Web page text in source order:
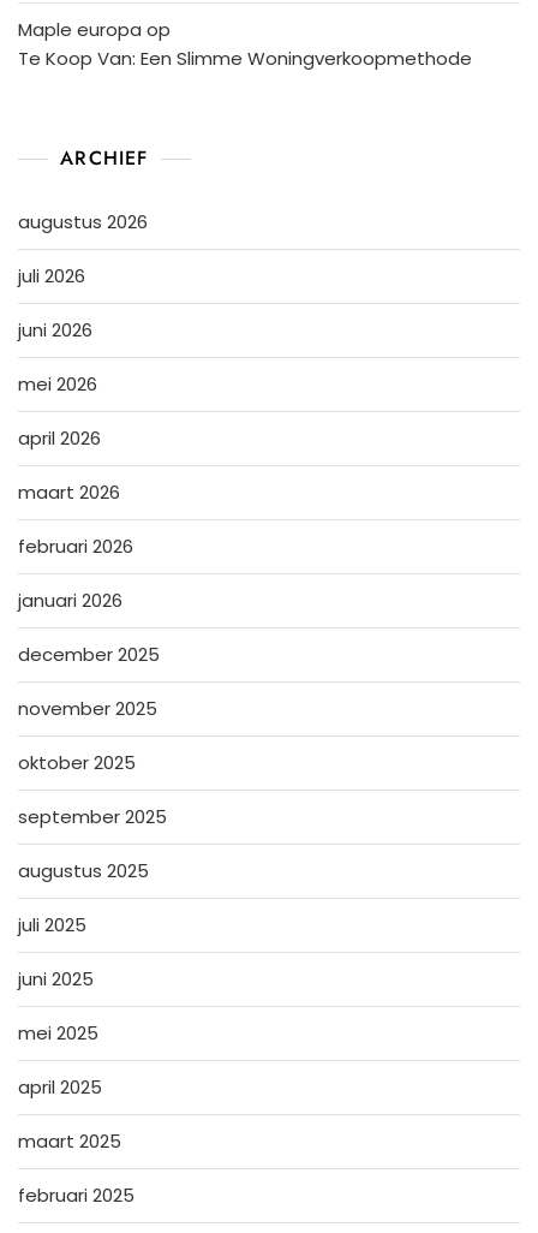
Maple europa op
Te Koop Van: Een Slimme Woningverkoopmethode
ARCHIEF
augustus 2026
juli 2026
juni 2026
mei 2026
april 2026
maart 2026
februari 2026
januari 2026
december 2025
november 2025
oktober 2025
september 2025
augustus 2025
juli 2025
juni 2025
mei 2025
april 2025
maart 2025
februari 2025